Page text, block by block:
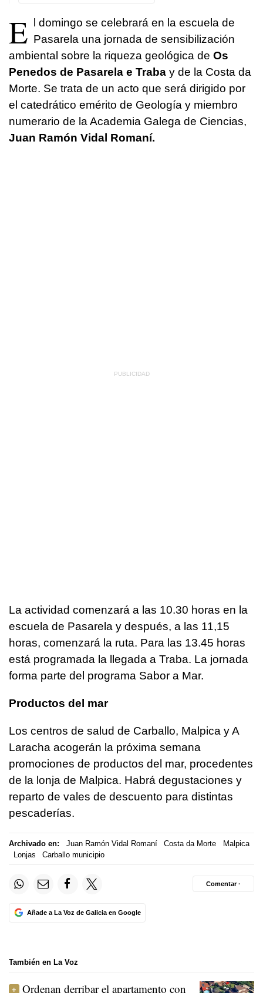
E
l domingo se celebrará en la escuela de
Pasarela una jornada de sensibilización
ambiental sobre la riqueza geológica de Os
Penedos de Pasarela e Traba y de la Costa da
Morte. Se trata de un acto que será dirigido por
el catedrático emérito de Geología y miembro
numerario de la Academia Galega de Ciencias,
Juan Ramón Vidal Romaní.
La actividad comenzará a las 10.30 horas en la
escuela de Pasarela y después, a las 11,15
horas, comenzará la ruta. Para las 13.45 horas
está programada la llegada a Traba. La jornada
forma parte del programa Sabor a Mar.
Productos del mar
Los centros de salud de Carballo, Malpica y A
Laracha acogerán la próxima semana
promociones de productos del mar, procedentes
de la lonja de Malpica. Habrá degustaciones y
reparto de vales de descuento para distintas
pescaderías.
Archivado en: Juan Ramón Vidal Romaní Costa da Morte
Malpica
Lonjas
Carballo municipio
Añade a La Voz de Galicia en Google
Comentar ·
También en La Voz
Ordenan derribar el apartamento con